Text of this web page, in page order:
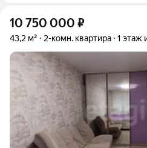
10 750 000 ₽
43,2 м² 2-комн. квартира 1 этаж